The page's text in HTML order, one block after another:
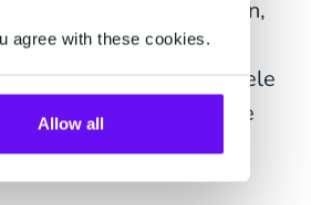
agree with these cookies.
Allow all
manier te ondertekenen,
ondertekenen aan te
toe te staan hun mobiele
en zo de experience
hun concurrenten het